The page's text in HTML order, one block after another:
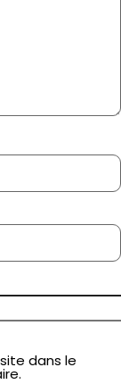
dans le